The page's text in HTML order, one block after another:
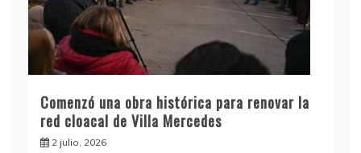
Comenzó una obra histórica para renovar la
red cloacal de Villa Mercedes
2 julio, 2026